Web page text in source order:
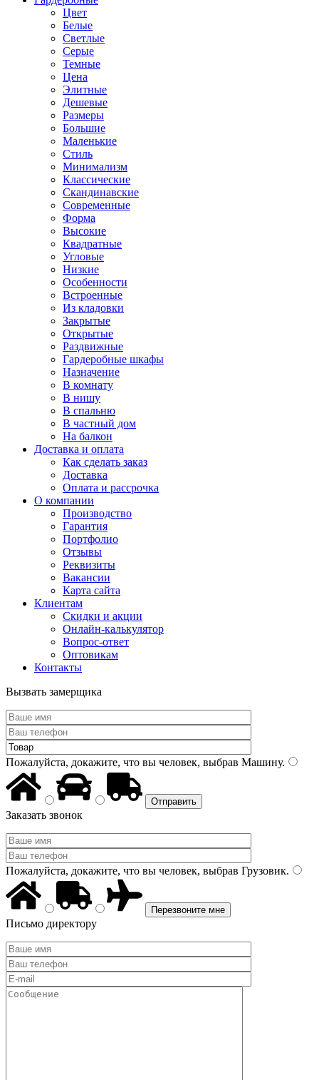
Цвет
Белые
Светлые
Серые
Темные
Цена
Элитные
Дешевые
Размеры
Большие
Маленькие
Стиль
Минимализм
Классические
Скандинавские
Современные
Форма
Высокие
Квадратные
Угловые
Низкие
Особенности
Встроенные
Из кладовки
Закрытые
Открытые
Раздвижные
Гардеробные шкафы
Назначение
В комнату
В нишу
В спальню
В частный дом
На балкон
Доставка и оплата
Как сделать заказ
Доставка
Оплата и рассрочка
О компании
Производство
Гарантия
Портфолио
Отзывы
Реквизиты
Вакансии
Карта сайта
Клиентам
Скидки и акции
Онлайн-калькулятор
Вопрос-ответ
Оптовикам
Контакты
Вызвать замерщика
Пожалуйста, докажите, что вы человек, выбрав Машину.
Заказать звонок
Пожалуйста, докажите, что вы человек, выбрав Грузовик.
Письмо директору